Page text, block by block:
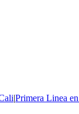
|Primera Linea